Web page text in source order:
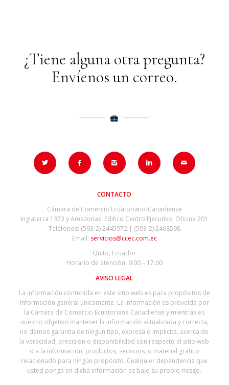
¿Tiene alguna otra pregunta?
Envíenos un correo.
CONTACTO
Cámara de Comercio Ecuatoriano-Canadiense
Inglaterra 1373 y Amazonas. Edifico Centro Ejecutivo. Oficina 201
Teléfonos: (593-2) 2445972 | (593-2) 2468598
Email: servicios@ccec.com.ec
Quito, Ecuador
Horario de atención: 9:00 – 17:00
AVISO LEGAL
La información contenida en este sitio web es para propósitos de
información general únicamente. La información es proveída por
la Cámara de Comercio Ecuatoriana Canadiense y mientras es
nuestro objetivo mantener la información actualizada y correcta,
no damos garantía de ningún tipo, expresa o implicita, acerca de
la veracidad, precisión o disponibilidad con respecto al sitio web
o a la información, productos, servicios, o material gráfico
relacionado para ningún propósito. Cualquier dependencia que
usted ponga en dicha información es bajo su propio riesgo.